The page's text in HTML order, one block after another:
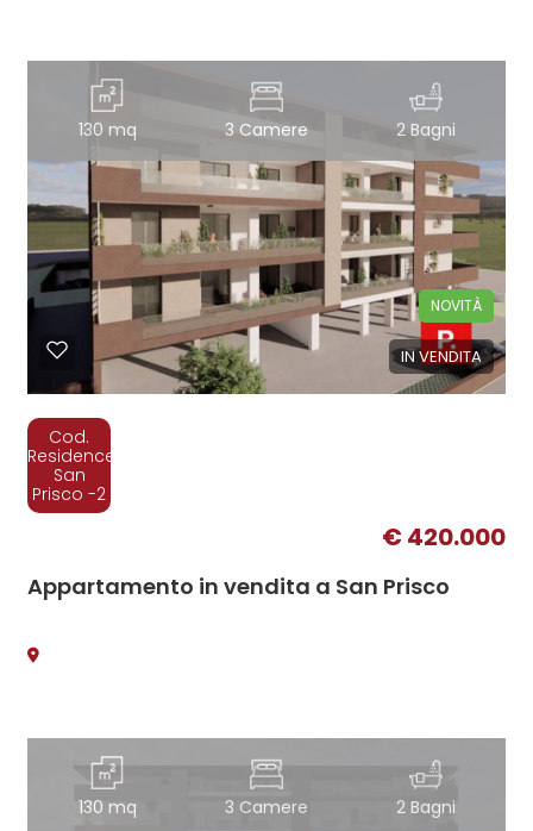
130 mq 3 Camere 2 Bagni
IN VENDITA
NOVITÀ
Cod.
Residence
San
Prisco -2
€ 420.000
Appartamento in vendita a San Prisco
130 mq 3 Camere 2 Bagni